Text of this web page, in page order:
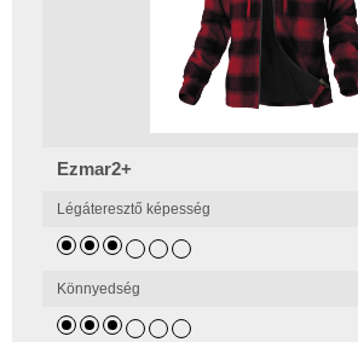
Ezmar2+
Légáteresztő képesség
Könnyedség